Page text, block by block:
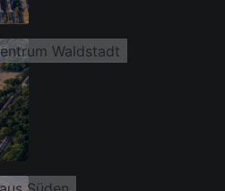
Waldstadt